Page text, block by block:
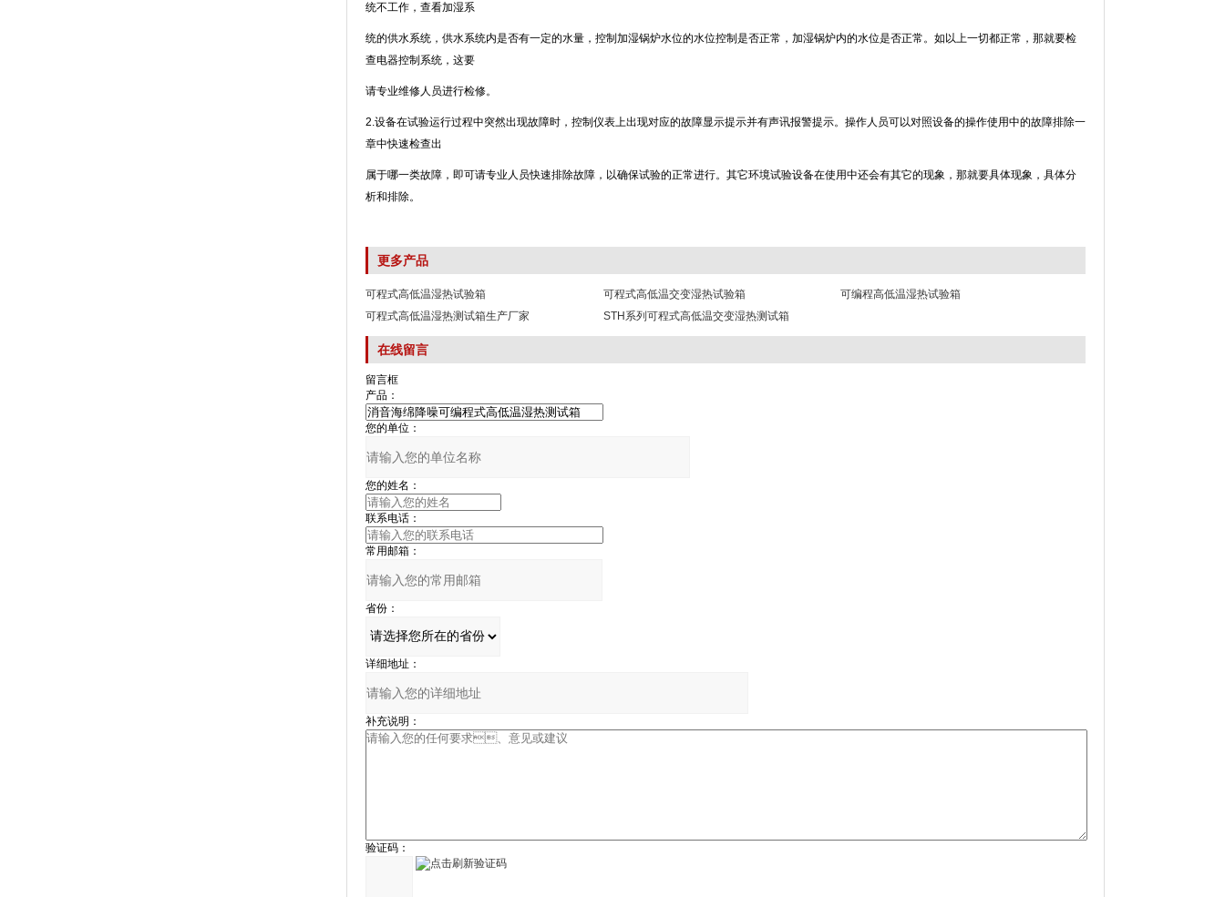
统不工作，查看加湿系
统的供水系统，供水系统内是否有一定的水量，控制加湿锅炉水位的水位控制是否正常，加湿锅炉内的水位是否正常。如以上一切都正常，那就要检
查电器控制系统，这要
请专业维修人员进行检修。
2.设备在试验运行过程中突然出现故障时，控制仪表上出现对应的故障显示提示并有声讯报警提示。操作人员可以对照设备的操作使用中的故障排除一
章中快速检查出
属于哪一类故障，即可请专业人员快速排除故障，以确保试验的正常进行。其它环境试验设备在使用中还会有其它的现象，那就要具体现象，具体分
析和排除。
更多产品
可程式高低温湿热试验箱 可程式高低温交变湿热试验箱
可编程高低温湿热试验箱
可程式高低温湿热测试箱生产厂家
STH系列可程式高低温交变湿热测试箱
在线留言
留言框
产品：
您的单位：
您的姓名：
联系电话：
常用邮箱：
省份：
详细地址：
补充说明：
验证码：